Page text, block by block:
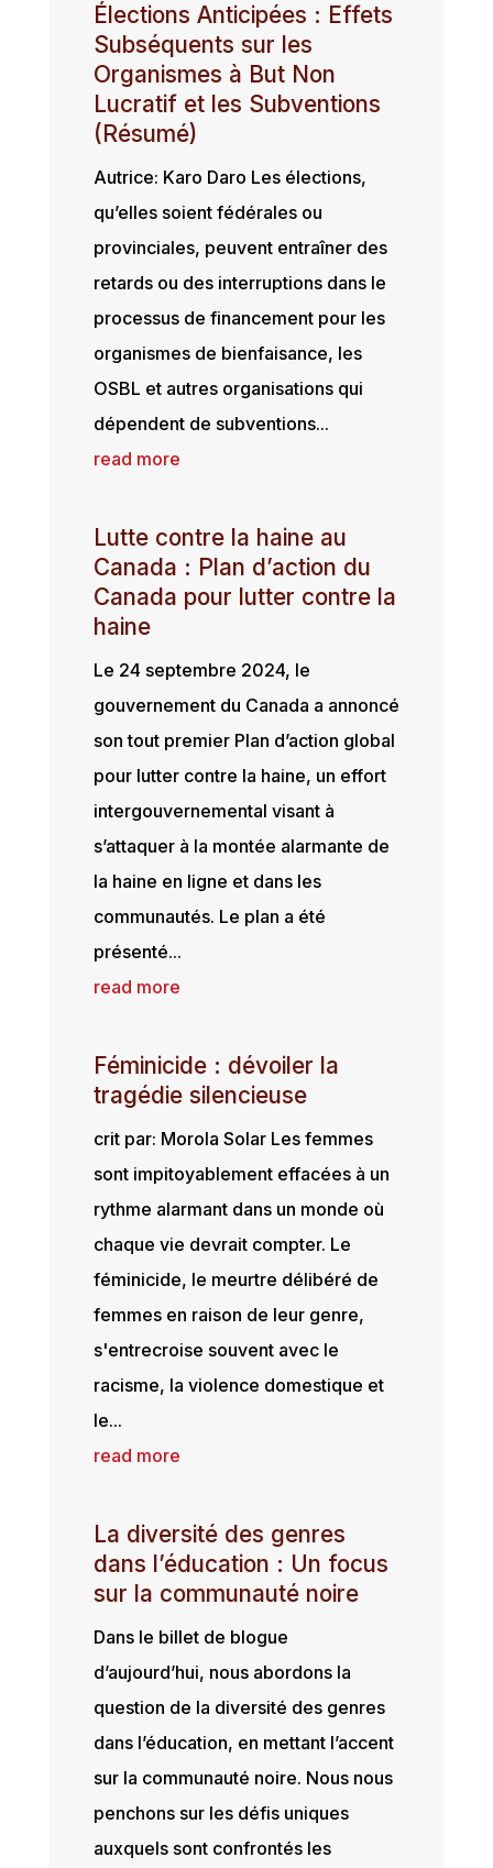
Élections Anticipées : Effets
Subséquents sur les
Organismes à But Non
Lucratif et les Subventions
(Résumé)
Autrice: Karo Daro Les élections,
qu’elles soient fédérales ou
provinciales, peuvent entraîner des
retards ou des interruptions dans le
processus de financement pour les
organismes de bienfaisance, les
OSBL et autres organisations qui
dépendent de subventions...
read more
Lutte contre la haine au
Canada : Plan d’action du
Canada pour lutter contre la
haine
Le 24 septembre 2024, le
gouvernement du Canada a annoncé
son tout premier Plan d’action global
pour lutter contre la haine, un effort
intergouvernemental visant à
s’attaquer à la montée alarmante de
la haine en ligne et dans les
communautés. Le plan a été
présenté...
read more
Féminicide : dévoiler la
tragédie silencieuse
crit par: Morola Solar Les femmes
sont impitoyablement effacées à un
rythme alarmant dans un monde où
chaque vie devrait compter. Le
féminicide, le meurtre délibéré de
femmes en raison de leur genre,
s'entrecroise souvent avec le
racisme, la violence domestique et
le...
read more
La diversité des genres
dans l’éducation : Un focus
sur la communauté noire
Dans le billet de blogue
d’aujourd’hui, nous abordons la
question de la diversité des genres
dans l’éducation, en mettant l’accent
sur la communauté noire. Nous nous
penchons sur les défis uniques
auxquels sont confrontés les